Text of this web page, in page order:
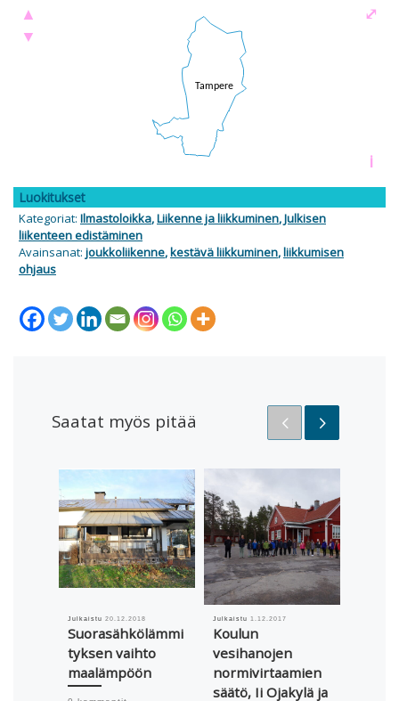
Saatat myös pitää
Julkaistu20.12.2018
Suorasähkölämmi
tyksen vaihto
maalämpöön
Julkaistu1.12.2017
Koulun
vesihanojen
normivirtaamien
säätö, Ii Ojakylä ja
▲
▼
i
⤢
Luokitukset
Kategoriat: Ilmastoloikka,Liikenne ja liikkuminen,Julkisen
liikenteen edistäminen
Avainsanat: joukkoliikenne,kestävä liikkuminen,liikkumisen
ohjaus